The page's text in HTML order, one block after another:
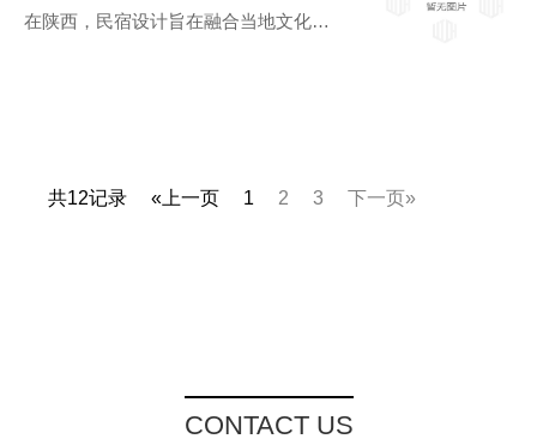
在陕西，民宿设计旨在融合当地文化传统和现代创新，为游客提供独特的居住体验。通过将当地传统文化元素与现代设计理念相结合，陕西的民宿呈现出别具一格的风貌。在陕西的民宿中，我们可以看到许多融合了陕西传统文化元…
共12记录 «上一页 1 2 3 下一页»
CONTACT US